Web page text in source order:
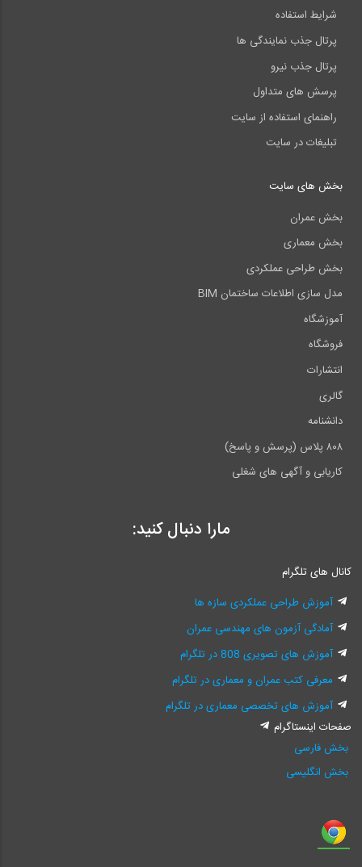
شرایط استفاده
پرتال جذب نمایندگی ها
پرتال جذب نیرو
پرسش های متداول
راهنمای استفاده از سایت
تبلیغات در سایت
بخش های سایت
بخش عمران
بخش معماری
بخش طراحی عملکردی
مدل سازی اطلاعات ساختمان BIM
آموزشگاه
فروشگاه
انتشارات
گالری
دانشنامه
۸۰۸ پلاس (پرسش و پاسخ)
کاریابی و آگهی های شغلی
مارا دنبال کنید:
کانال های تلگرام
آموزش طراحی عملکردی سازه ها
آمادگی آزمون های مهندسی عمران
آموزش های تصویری 808 در تلگرام
معرفی کتب عمران و معماری در تلگرام
آموزش های تخصصی معماری در تلگرام
صفحات اینستاگرام
بخش فارسی
بخش انگلیسی